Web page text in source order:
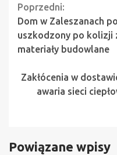
Continue
Reading
Poprzedni:
Dom w Zaleszanach
uszkodzony po kolizji
materiały budowlane
Zakłócenia w
awaria sieci
Powiązane wpisy